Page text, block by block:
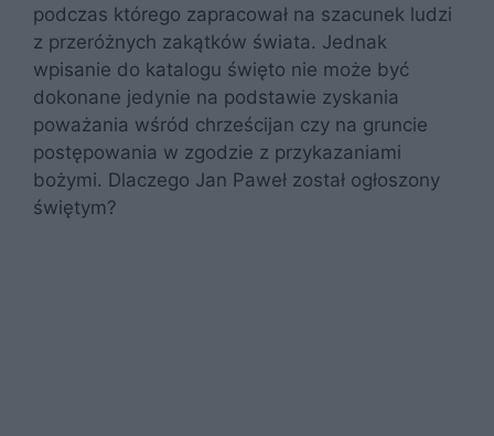
podczas którego zapracował na szacunek ludzi
z przeróżnych zakątków świata. Jednak
wpisanie do katalogu święto nie może być
dokonane jedynie na podstawie zyskania
poważania wśród chrześcijan czy na gruncie
postępowania w zgodzie z przykazaniami
bożymi. Dlaczego Jan Paweł został ogłoszony
świętym?